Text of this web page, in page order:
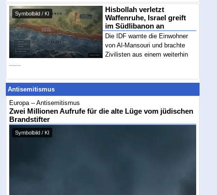
Symbolbild / KI
Hisbollah verletzt
Waffenruhe, Israel greift
im Südlibanon an
Die IDF warnte die Einwohner
von Al-Mansouri und brachte
Zivilisten aus einem weiterhin
Antisemitismus
Europa -- Antisemitismus
Zwei Millionen Aufrufe für die alte Lüge vom jüdischen
Brandstifter
Symbolbild / KI